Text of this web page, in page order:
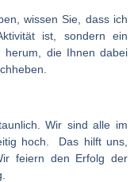
wissen Sie, dass ich
ist, sondern ein
herum, die Ihnen dabei
Wir sind alle im
hoch.
Das hilft uns,
feiern den Erfolg der